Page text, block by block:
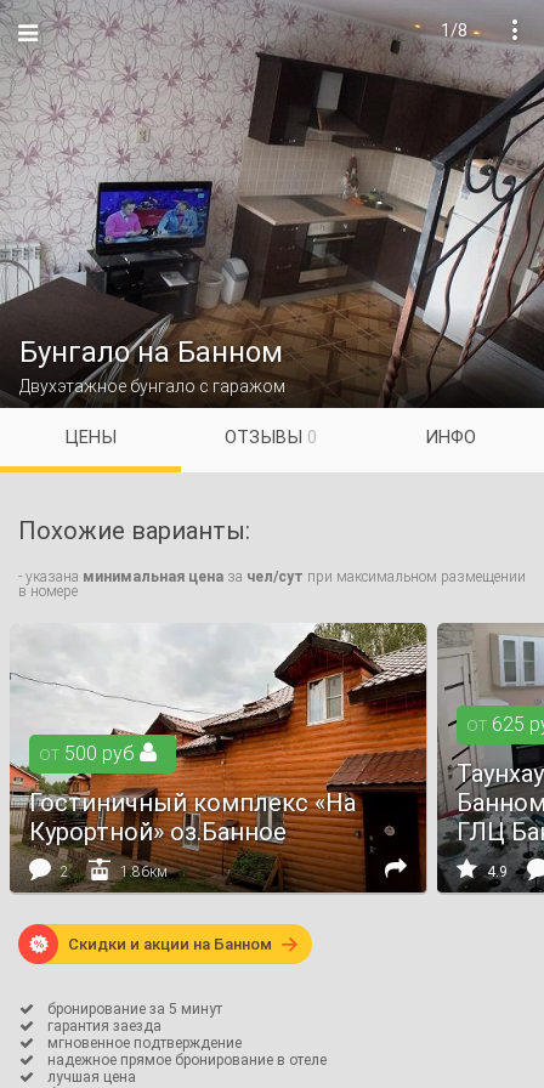

1/8
Бунгало на Банном
Двухэтажное бунгало с гаражом
ЦЕНЫ ОТЗЫВЫ 0 ИНФО
Похожие варианты:
- указана минимальная ценаза чел/сут при максимальном размещении
в номере
от 500 руб 
Гостиничный комплекс «На
Курортной» оз.Банное
 2  1.86км 
от 625
ГЛЦ
 4.9
 Скидки и акции на Банном 
 бронирование за 5 минут
 гарантия заезда
 мгновенное подтверждение
 надежное прямое бронирование в отеле
 лучшая цена